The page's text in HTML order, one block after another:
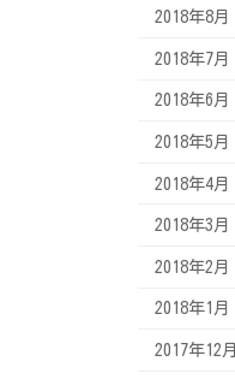
2018年8月
2018年7月
2018年6月
2018年5月
2018年4月
2018年3月
2018年2月
2018年1月
2017年12月